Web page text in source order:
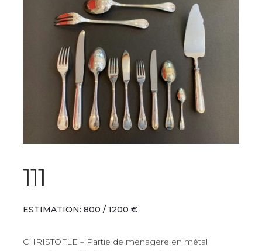
111
ESTIMATION: 800 / 1200 €
CHRISTOFLE – Partie de ménagère en métal